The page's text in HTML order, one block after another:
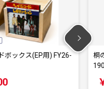
ス(EP用) FY26-
桐のレコ
￥